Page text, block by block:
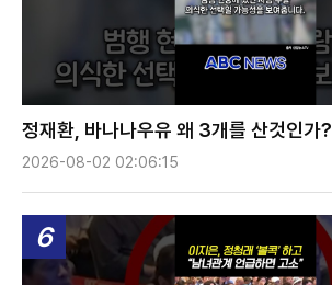
정재환, 바나나우유 왜 3개를 산것인가?
2026-08-02 02:06:15
6